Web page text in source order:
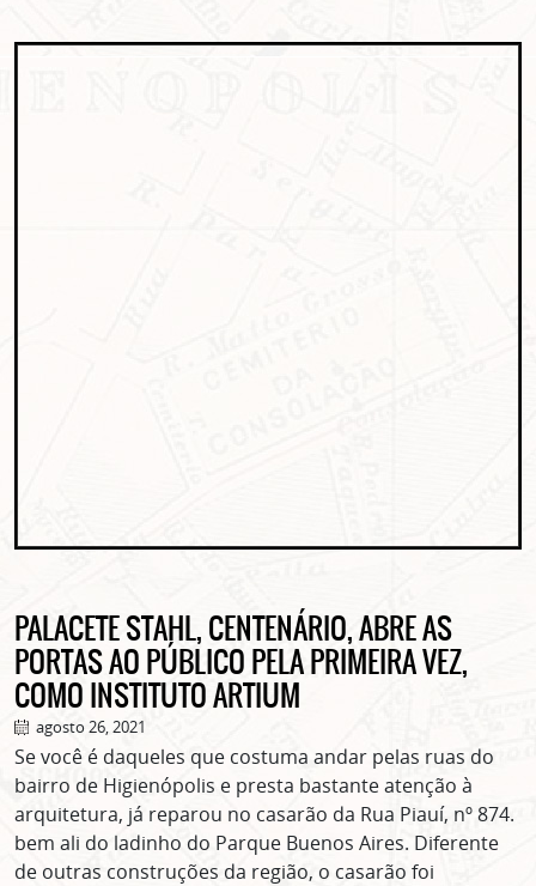
PALACETE STAHL, CENTENÁRIO, ABRE AS
PORTAS AO PÚBLICO PELA PRIMEIRA VEZ,
COMO INSTITUTO ARTIUM
agosto 26, 2021
Se você é daqueles que costuma andar pelas ruas do
bairro de Higienópolis e presta bastante atenção à
arquitetura, já reparou no casarão da Rua Piauí, nº 874.
bem ali do ladinho do Parque Buenos Aires. Diferente
de outras construções da região, o casarão foi